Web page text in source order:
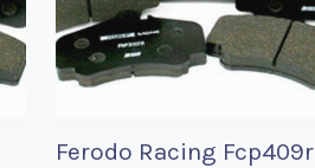
Ferodo Racing Fcp409r